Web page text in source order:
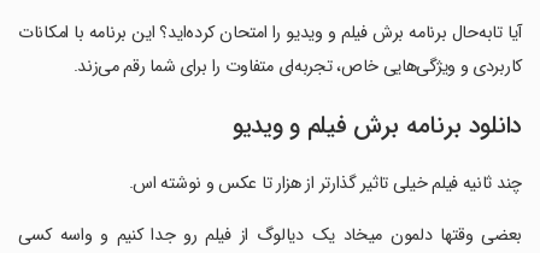
آیا تابه‌حال برنامه برش فیلم و ویدیو را امتحان کرده‌اید؟ این برنامه با امکانات
کاربردی و ویژگی‌هایی خاص، تجربه‌ای متفاوت را برای شما رقم می‌زند.
دانلود برنامه برش فیلم و ویدیو
چند ثانیه فیلم خیلی تاثیر گذارتر از هزار تا عکس و نوشته اس.
‏بعضی وقتها دلمون میخاد یک دیالوگ از فیلم رو جدا کنیم و واسه کسی